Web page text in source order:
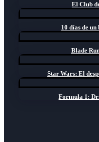
El Club
10 días de
Blade
Star Wars: El
Formula 1: